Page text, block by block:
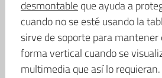
desmontableque ayuda a
cuando no se esté usando la
sirve de soporte para
forma vertical cuando se
multimedia que así lo requieran.